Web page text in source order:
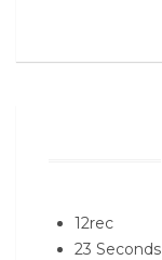
12rec
23 Seconds